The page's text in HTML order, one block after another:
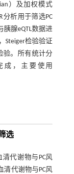
）及加权模式
分析用于筛选PC
胰腺eQTL数据进
Steiger检验验证
验。所有统计分
成，主要使用
选
代谢物与PC风
清代谢物与PC风